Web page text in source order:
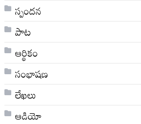
స్పందన
పాట
ఆర్థికం
సంభాషణ
లేఖలు
ఆడియో